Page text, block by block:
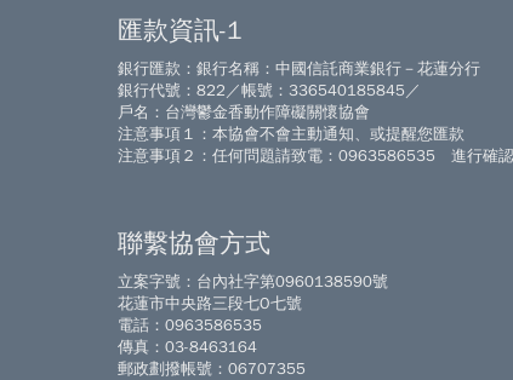
匯款資訊-1
銀行匯款：銀行名稱：中國信託商業銀行－花蓮分行
銀行代號：822／帳號：336540185845／
戶名：台灣鬱金香動作障礙關懷協會
注意事項１：本協會不會主動通知、或提醒您匯款
注意事項２：任何問題請致電：0963586535 進行確認
聯繫協會方式
立案字號：台內社字第0960138590號
花蓮市中央路三段七O七號
電話：0963586535
傳真：03-8463164
郵政劃撥帳號：06707355